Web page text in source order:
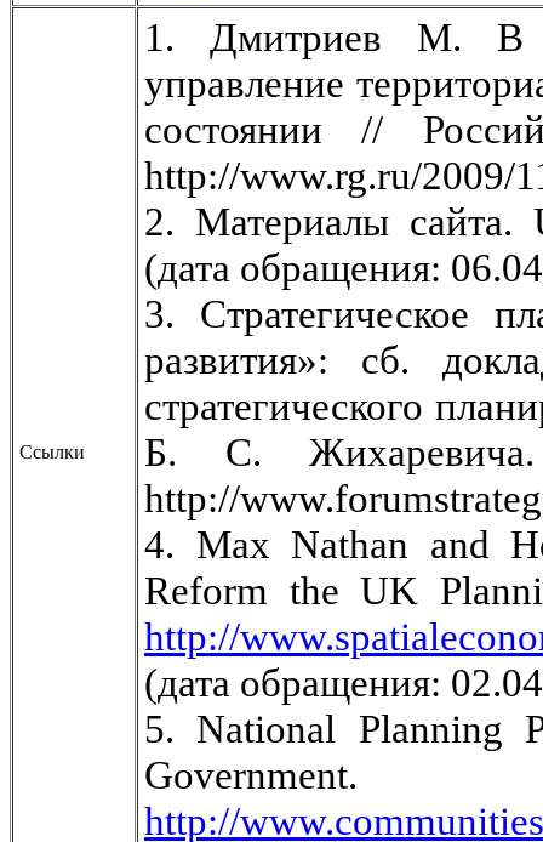
Ссылки
1. Дмитриев М. В
управление
состоянии //
http://www.rg.ru/2009/
2. Материалы сайта.
(дата обращения:
3. Стратегическое
развития»: сб.
стратегического
Б. С.
http://
4. Max Nathan and
Reform the UK
http://
(дата обращения:
5. National Planning
http://